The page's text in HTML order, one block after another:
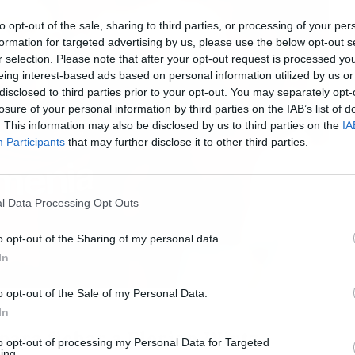
opt-out of the sale, sharing to third parties, or processing of your
for targeted advertising by us, please use the below opt-out
selection. Please note that after your opt-out request is processed
interest-based ads based on personal information utilized by us
to third parties prior to your opt-out. You may separately
of your personal information by third parties on the IAB’s list of
This information may also be disclosed by us to third parties on the
Participants that may further disclose it to other third parties.
Data Processing Opt Outs
opt-out of the Sharing of my personal data.
opt-out of the Sale of my Personal Data.
opt-out of processing my Personal Data for Targeted
fichar a Florian Wirtz